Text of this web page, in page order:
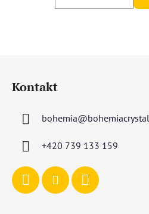
Kontakt
bohemia@
+420 739 133 159